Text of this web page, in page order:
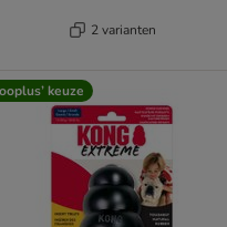
2 varianten
keuze